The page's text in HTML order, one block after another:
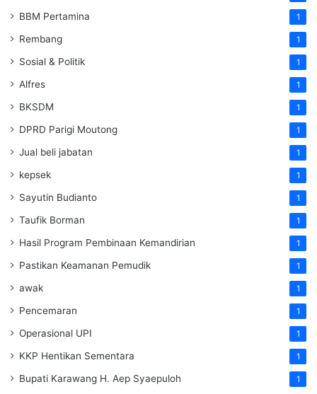
BBM Pertamina 1
Rembang 1
Sosial & Politik 1
Alfres 1
BKSDM 1
DPRD Parigi Moutong 1
Jual beli jabatan 1
kepsek 1
Sayutin Budianto 1
Taufik Borman 1
Hasil Program Pembinaan Kemandirian 1
Pastikan Keamanan Pemudik 1
awak 1
Pencemaran 1
Operasional UPI 1
KKP Hentikan Sementara 1
Bupati Karawang H. Aep Syaepuloh 1